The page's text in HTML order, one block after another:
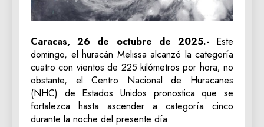
Caracas, 26 de octubre de 2025.- Este
domingo, el huracán Melissa alcanzó la categoría
cuatro con vientos de 225 kilómetros por hora; no
obstante, el Centro Nacional de Huracanes
(NHC) de Estados Unidos pronostica que se
fortalezca hasta ascender a categoría cinco
durante la noche del presente día.